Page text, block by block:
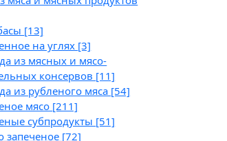
[13]
на углях [3]
из мясных и мясо-
консервов [11]
из рубленого мяса [54]
мясо [211]
субпродукты [51]
запеченое [72]